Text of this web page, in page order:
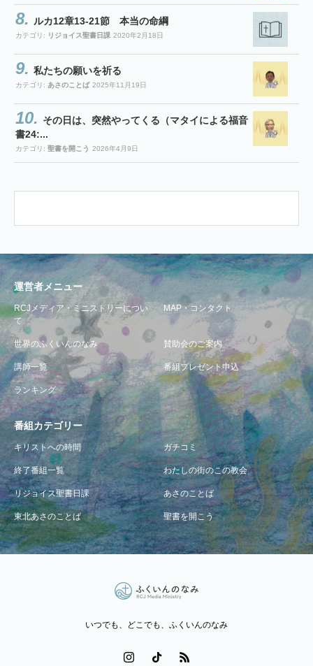
ルカ12章13-21節 本当の命綱
カテゴリ: リジョイス聖書日課 2020年2月18日
私たちの願いを祈る
カテゴリ: あさのことば 2025年11月19日
その日は、突然やってくる（マタイによる福音
書24:...
カテゴリ: 聖書を開こう 2026年4月9日
運営者メニュー
RCJメディア・ミニストリーについ
て
MAP・コンタクト
世界のふくいんのなみ 賛助会のご案内
講師一覧 番組プレゼント申込
ランキング
番組カテゴリー
キリストへの時間 ガチコミ
終了番組一覧 わたしの街のこの教会
リジョイス聖書日課 あさのことば
東北あさのことば 聖書を開こう
いつでも、どこでも、ふくいんのなみ